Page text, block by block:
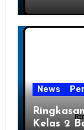
News
Kelas 2